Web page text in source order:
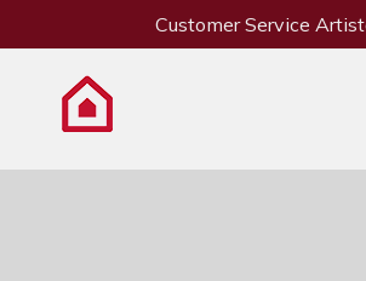
Customer Service